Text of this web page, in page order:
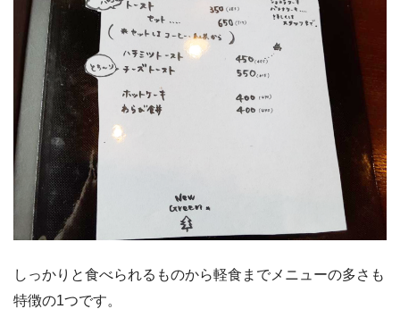
しっかりと食べられるものから軽食までメニューの多さも
特徴の1つです。